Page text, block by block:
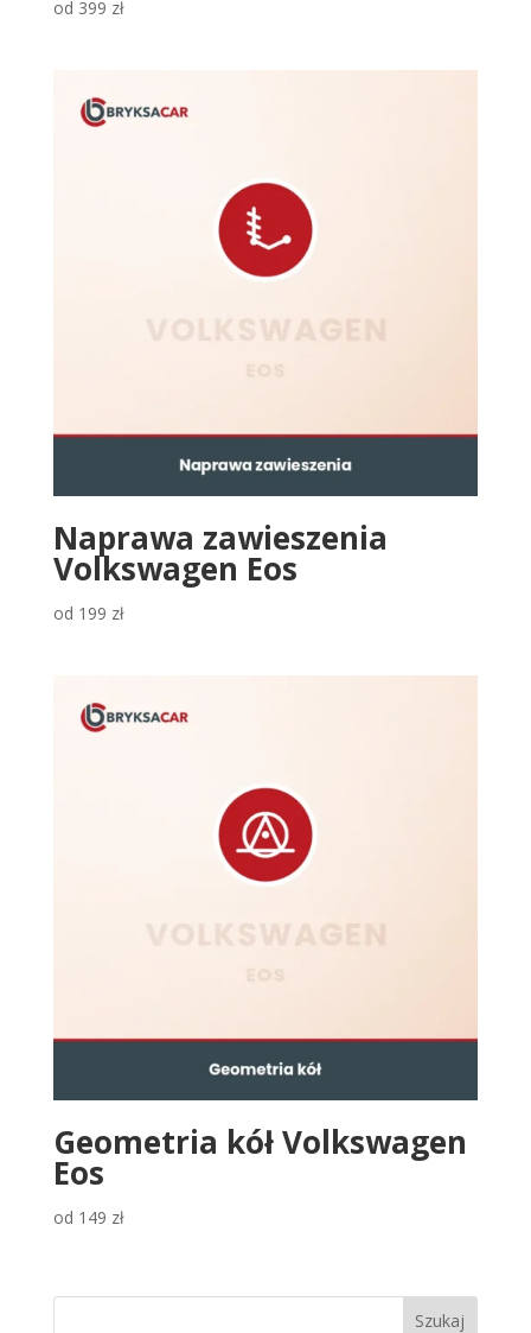
od 399 zł
Naprawa zawieszenia
Volkswagen Eos
od 199 zł
Geometria kół Volkswagen
Eos
od 149 zł